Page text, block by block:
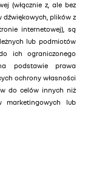
(włącznie z, ale bez
dźwiękowych, plików z
internetowej), są
lub podmiotów
ich ograniczonego
podstawie prawa
ochrony własności
do celów innych niż
marketingowych lub